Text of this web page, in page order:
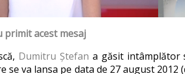
primit acest mesaj
Dumitru Ștefan a găsit
va lansa pe data de 27 august 2012